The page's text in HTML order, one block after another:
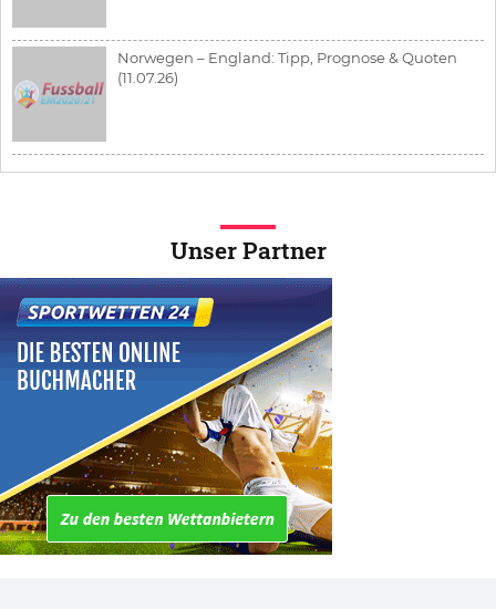
Norwegen – England: Tipp, Prognose & Quoten
(11.07.26)
Unser Partner